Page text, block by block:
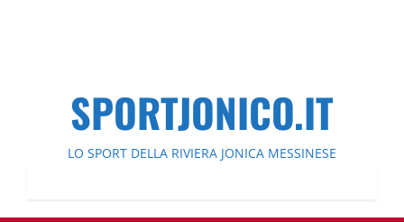
SPORTJONICO.IT
LO SPORT DELLA RIVIERA JONICA MESSINESE